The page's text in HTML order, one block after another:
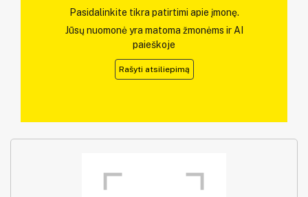
Pasidalinkite tikra patirtimi apie įmonę.
Jūsų nuomonė yra matoma žmonėms ir AI
paieškoje
Rašyti atsiliepimą